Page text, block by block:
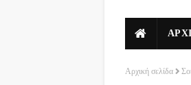
Αρχική σελίδα